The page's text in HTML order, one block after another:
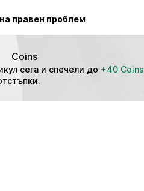
чистене
на висока температура
поддръжка
правен проблем
Coins
сега и спечели до +40 Coins